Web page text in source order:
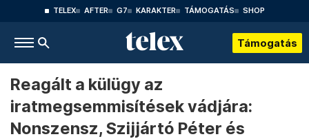
TELEX AFTER G7 KARAKTER TÁMOGATÁS SHOP
Támogatás
Reagált a külügy az
iratmegsemmisítések vádjára:
Nonszensz, Szijjártó Péter és